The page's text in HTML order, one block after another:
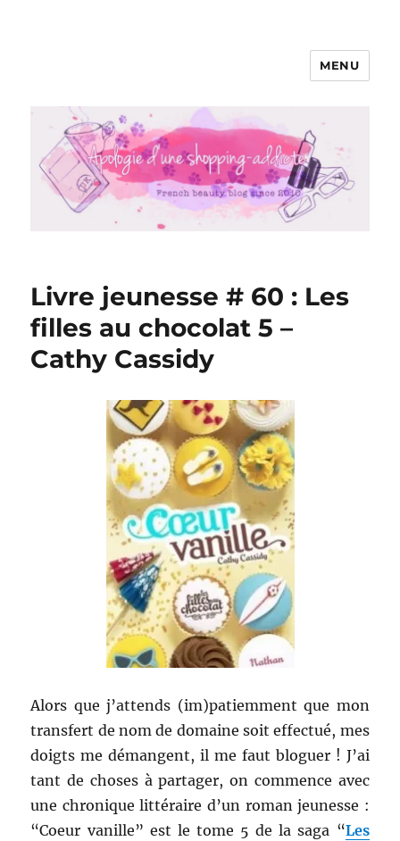
Apologie d'une Shopping-addicte
MENU
Livre jeunesse # 60 : Les
filles au chocolat 5 –
Cathy Cassidy
Alors que j’attends (im)patiemment que mon
transfert de nom de domaine soit effectué, mes
doigts me démangent, il me faut bloguer ! J’ai
tant de choses à partager, on commence avec
une chronique littéraire d’un roman jeunesse :
“Coeur vanille” est le tome 5 de la saga “Les